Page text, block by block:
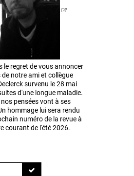
le regret de vous annoncer
de notre ami et collègue
survenu le 28 mai
d'une longue maladie.
pensées vont à ses
hommage lui sera rendu
numéro de la revue à
courant de l'été 2026.